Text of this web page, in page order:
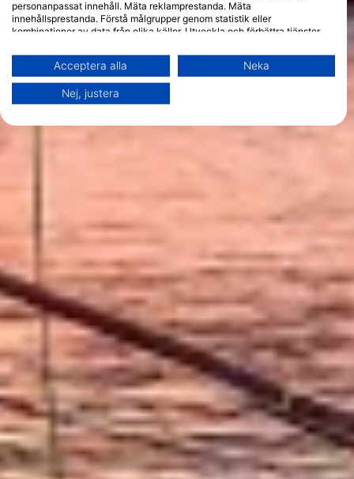
personanpassat innehåll. Mäta reklamprestanda. Mäta
innehållsprestanda. Förstå målgrupper genom statistik eller
kombinationer av data från olika källor. Utveckla och förbättra tjänster.
Du hittar mer information om hur Google använder data här:
https://business.safety.google/privacy/
Data kan delas utanför EU och skickas till USA.
Ditt samtycke och cookie gäller endast denna webbplats/app.
Visa partnerlista (1 IAB-leverantörer)
Använda begränsade data för att välja
Skapa profiler för personaliserad reklam
Använda profiler för att välja personaliserad
reklam
Skapa profiler för att personaliserad innehåll
Använda profiler för att välja personaliserad
innehåll
Mäta reklamprestanda
Mäta innehållsprestanda
Acceptera alla Neka
Nej, justera